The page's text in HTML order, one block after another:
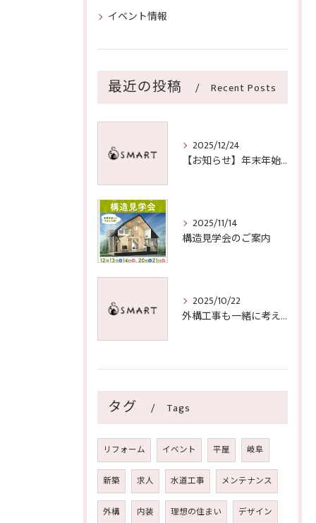
イベント情報
最近の投稿 Recent Posts
2025/12/24
【お知らせ】年末年始の営業期間のご案内
2025/11/14
構造見学会のご案内
2025/10/22
外構工事も一緒に考えた新築づくりが今流行です！！
タグ Tags
リフォーム イベント 平屋 岐阜
新築 求人 水道工事 メンテナンス
外構 内装 理想の住まい デザイン